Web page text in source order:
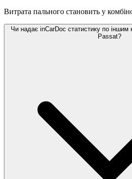
Витрата пального становить у
Чи надає inCarDoc статистику по іншим
Passat?